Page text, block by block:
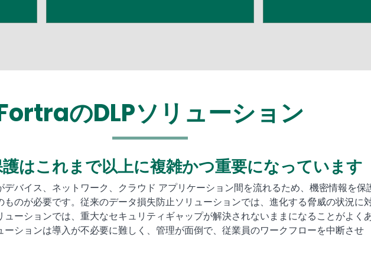
のDLPソリューション
はこれまで以上に複雑かつ重要になっています
バイス、ネットワーク、クラウド アプリケーション間を流れるため、機密情報を保
のが必要です。従来のデータ損失防止ソリューションでは、進化する脅威の状況に
ーションでは、重大なセキュリティギャップが解決されないままになることがよく
ションは導入が不必要に難しく、管理が面倒で、従業員のワークフローを中断させ